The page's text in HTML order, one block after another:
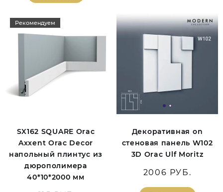
Рекомендуем
SX162 SQUARE Orac
Axxent Orac Decor
напольный плинтус из
дюрополимера
40*10*2000 мм
Декоративная on
стеновая панель W102
3D Orac Ulf Moritz
2006 РУБ.